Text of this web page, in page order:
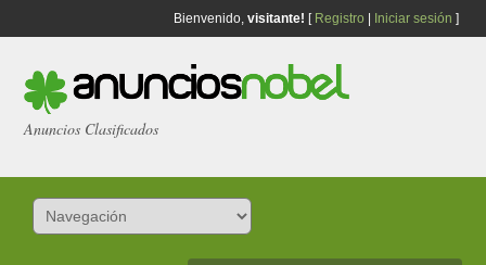
Bienvenido, visitante! [ Registro Iniciar sesión ]
Anuncios Clasificados